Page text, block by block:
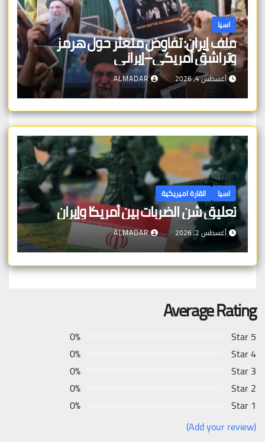
اسيا
ملف إيران: تفاوض متعثر حول هرمز
وتراشق أمريكي–إيراني
أغسطس 4, 2026 ALMADAR
اسيا القارة اميريكية
تعليق شن الضربات بين أمريكا وإيران
أغسطس 2, 2026 ALMADAR
Average Rating
5 Star
0%
4 Star
0%
3 Star
0%
2 Star
0%
1 Star
0%
(Add your review)